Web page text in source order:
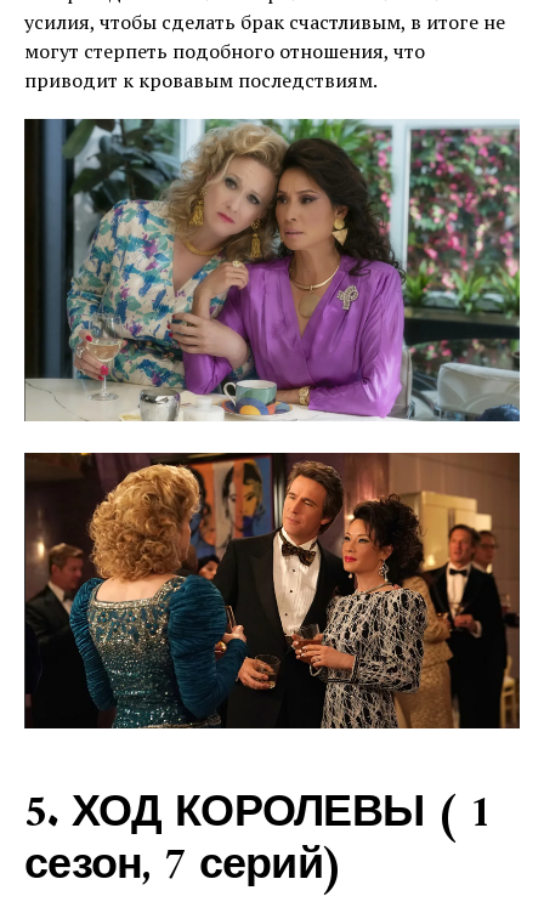
усилия, чтобы сделать брак счастливым, в итоге не
могут стерпеть подобного отношения, что
приводит к кровавым последствиям.
5. ХОД КОРОЛЕВЫ ( 1
сезон, 7 серий)